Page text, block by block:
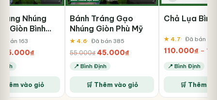
Nhúng
Giòn Bình
bán 163
Giá
gốc
65.000₫.
55.000₫
là:
55.000₫.
Định
vào giỏ
Bánh Tráng Gạo
Nhúng Giòn Phù Mỹ
★ 4.6 Đã bán 385
55.000₫ Giá
gốc
là:
55.000₫.
45.000₫
là:
45.000₫.
📍 Bình Định
🛒 Thêm vào giỏ
Chả Lụa
★ 4.7 Đã bán 167
110.000₫ –
📍 Bình Định
🛒 Thêm